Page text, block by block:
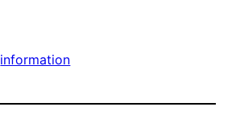
information